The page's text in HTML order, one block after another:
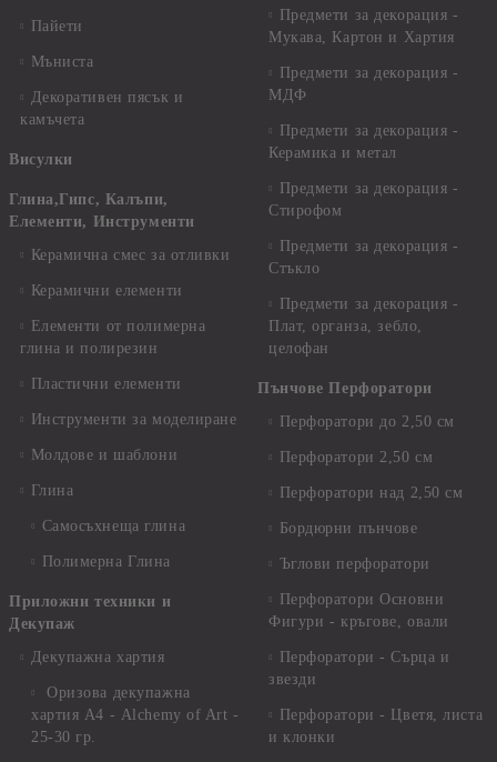
Пайети
Мъниста
Декоративен пясък и
камъчета
Висулки
Глина,Гипс, Калъпи,
Елементи, Инструменти
Керамична смес за отливки
Керамични елементи
Елементи от полимерна
глина и полирезин
Пластични елементи
Инструменти за моделиране
Молдове и шаблони
Глина
Самосъхнеща глина
Полимерна Глина
Приложни техники и
Декупаж
Декупажна хартия
Оризова декупажна
хартия А4 - Alchemy of Art -
25-30 гр.
Предмети за декорация -
Мукава, Картон и Хартия
Предмети за декорация -
МДФ
Предмети за декорация -
Керамика и метал
Предмети за декорация -
Стирофом
Предмети за декорация -
Стъкло
Предмети за декорация -
Плат, органза, зебло,
целофан
Пънчове Перфоратори
Перфоратори до 2,50 см
Перфоратори 2,50 см
Перфоратори над 2,50 см
Бордюрни пънчове
Ъглови перфоратори
Перфоратори Основни
Фигури - кръгове, овали
Перфоратори - Сърца и
звезди
Перфоратори - Цветя, листа
и клонки